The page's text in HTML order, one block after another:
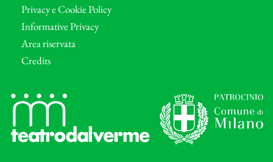
Privacy e Cookie Policy
Informative Privacy
Area riservata
Credits